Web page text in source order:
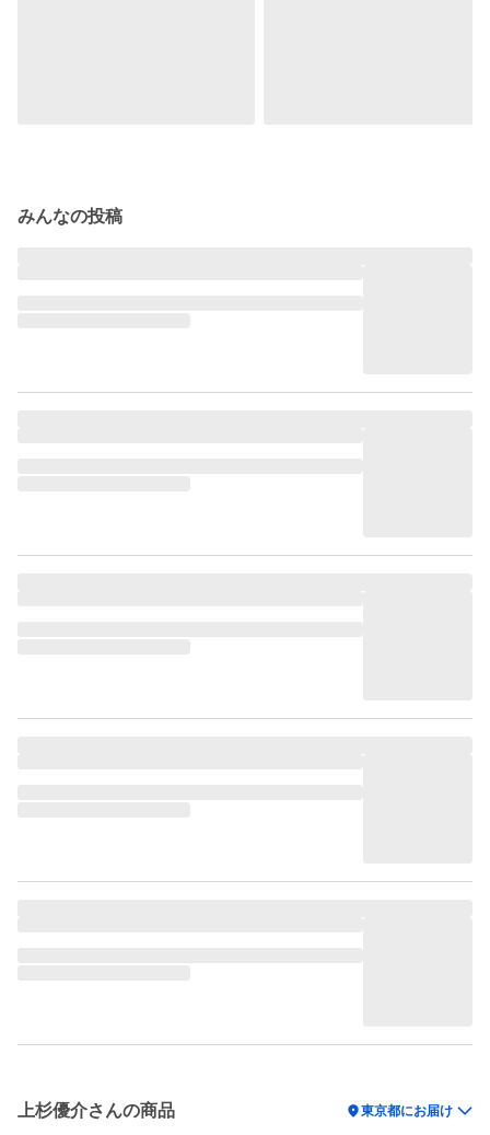
みんなの投稿
上杉優介さんの商品 location_on東京都にお届け